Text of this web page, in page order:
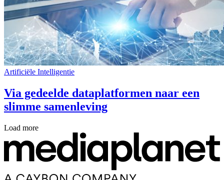
Artificiële Intelligentie
Via gedeelde dataplatformen naar een
slimme samenleving
Load more